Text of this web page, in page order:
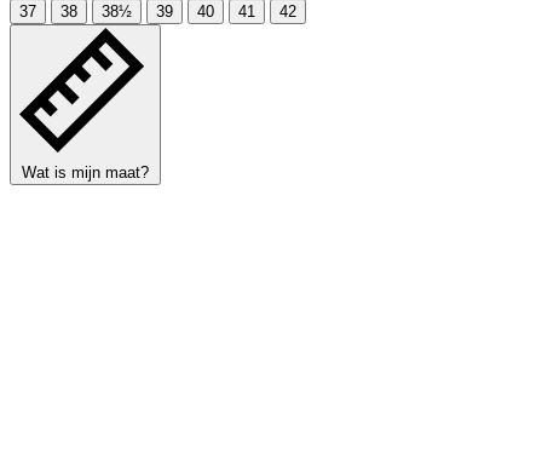
37 38 38½ 39 40 41 42
Wat is mijn maat?